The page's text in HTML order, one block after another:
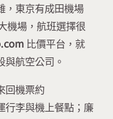
，東京有成田機場
機場，航班選擇很
比價平台，就
航空公司。
回機票約
行李與機上餐點；廉